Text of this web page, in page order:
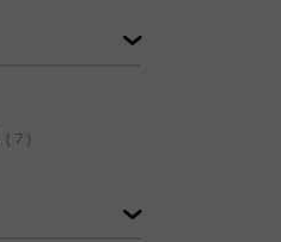
( 7 )